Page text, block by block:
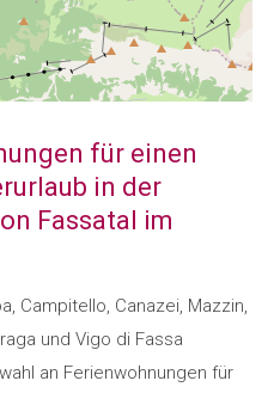
für einen
in der
Fassatal im
Campitello, Canazei, Mazzin,
und Vigo di Fassa
an Ferienwohnungen für